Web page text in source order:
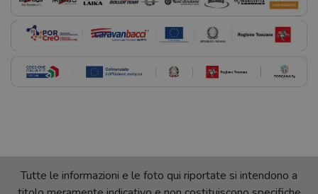
Tutte le informazioni e le foto qui riportate si intendono a